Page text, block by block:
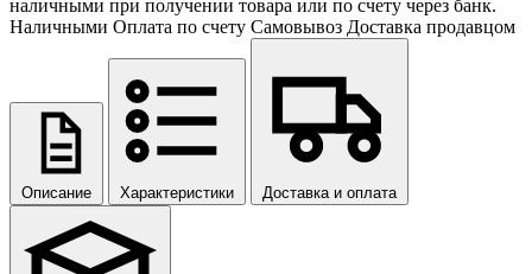
наличными при получении товара или по счету через банк.
Наличными Оплата по счету Самовывоз Доставка продавцом
Описание Характеристики Доставка и оплата